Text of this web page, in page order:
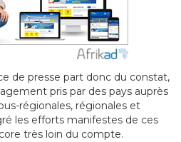
de presse part donc du constat,
pris par des pays auprès
régionales, régionales et
les efforts manifestes de ces
très loin du compte.